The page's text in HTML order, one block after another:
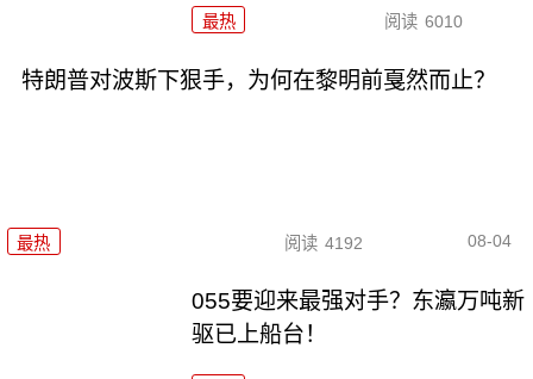
最热 阅读 6010
特朗普对波斯下狠手，为何在黎明前戛然而止？
最热 阅读 4192 08-04
055要迎来最强对手？东瀛万吨新
驱已上船台！